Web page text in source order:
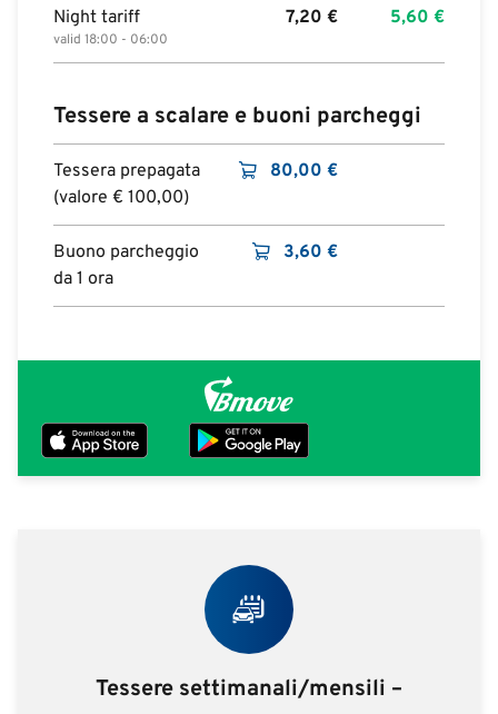
Night tariff
valid 18:00 - 06:00
7,20 € 5,60 €
Tessere a scalare e buoni parcheggi
Tessera prepagata
(valore € 100,00)
80,00 €
Buono parcheggio
da 1 ora
3,60 €
Tessere settimanali/mensili –